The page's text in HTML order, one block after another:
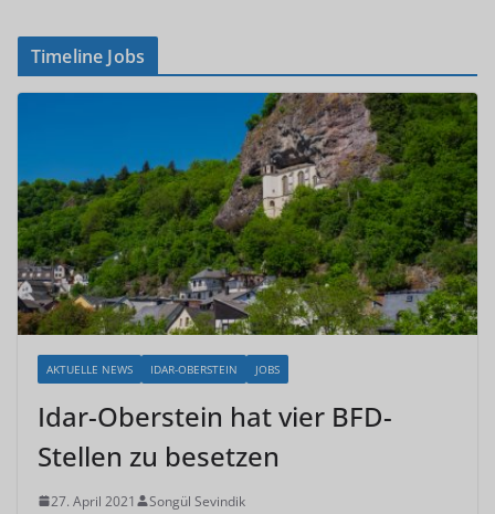
Timeline Jobs
AKTUELLE NEWS IDAR-OBERSTEIN JOBS
Idar-Oberstein hat vier BFD-
Stellen zu besetzen
27. April 2021 Songül Sevindik